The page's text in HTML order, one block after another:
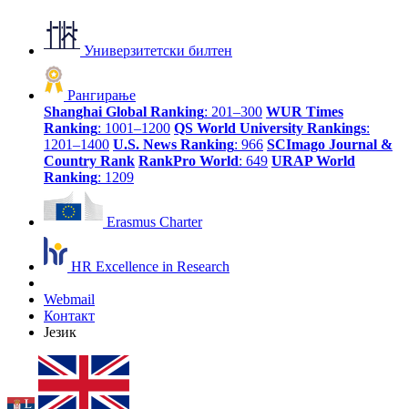
Универзитетски билтен
Рангирање
Shanghai Global Ranking: 201–300 WUR Times
Ranking: 1001–1200 QS World University Rankings:
1201–1400 U.S. News Ranking: 966 SCImago Journal &
Country Rank RankPro World: 649 URAP World
Ranking: 1209
Erasmus Charter
HR Excellence in Research
Webmail
Контакт
Језик